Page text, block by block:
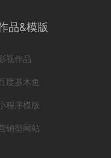
品&模版
视作品
度基木鱼
程序模版
销型网站